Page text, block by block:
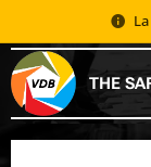
THE